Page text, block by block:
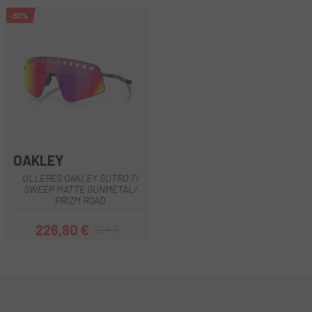
-30%
OAKLEY
ULLERES OAKLEY SUTRO TI
SWEEP MATTE GUNMETAL/
PRIZM ROAD
Preu
226,80 €Preu regular